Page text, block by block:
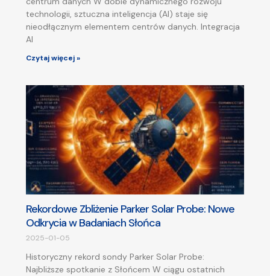
technologii, sztuczna inteligencja (AI) staje się
nieodłącznym elementem centrów danych. Integracja
AI
Czytaj więcej »
Rekordowe Zbliżenie Parker Solar Probe: Nowe
Odkrycia w Badaniach Słońca
2025-01-05
Historyczny rekord sondy Parker Solar Probe:
Najbliższe spotkanie z Słońcem W ciągu ostatnich